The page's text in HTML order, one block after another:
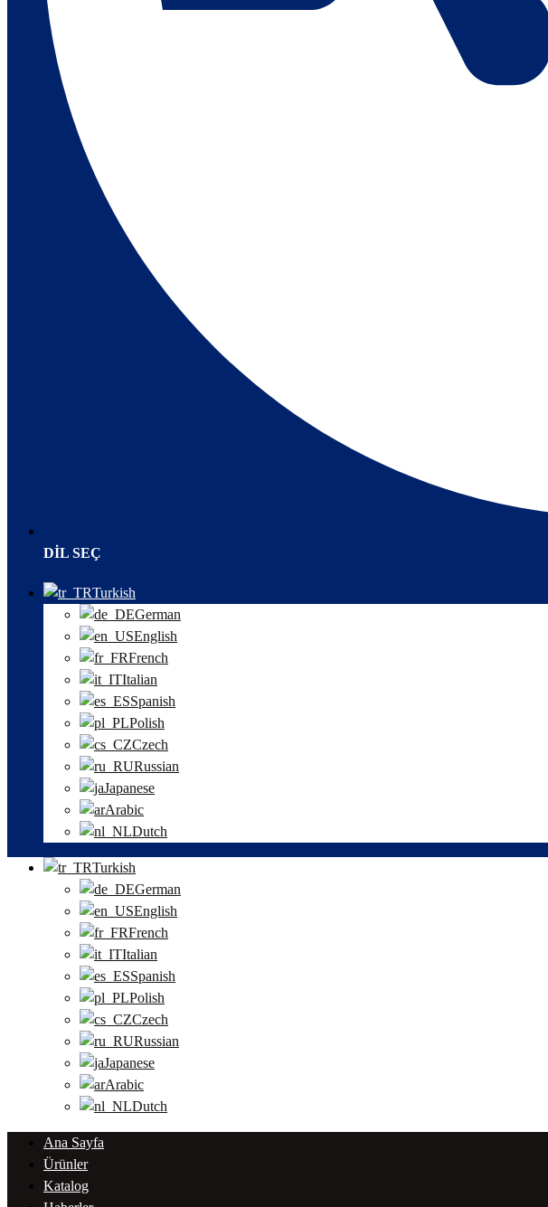
DIL SEÇ
Turkish
German
English
French
Italian
Spanish
Polish
Czech
Russian
Japanese
Arabic
Dutch
Turkish
German
English
French
Italian
Spanish
Polish
Czech
Russian
Japanese
Arabic
Dutch
Ana Sayfa
Ürünler
Katalog